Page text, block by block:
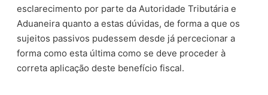
esclarecimento por parte da Autoridade Tributária e
Aduaneira quanto a estas dúvidas, de forma a que os
sujeitos passivos pudessem desde já percecionar a
forma como esta última como se deve proceder à
correta aplicação deste benefício fiscal.